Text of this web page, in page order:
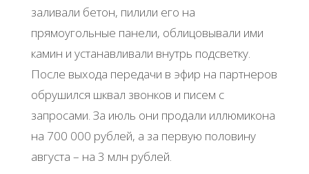
заливали бетон, пилили его на
прямоугольные панели, облицовывали ими
камин и устанавливали внутрь подсветку.
После выхода передачи в эфир на партнеров
обрушился шквал звонков и писем с
запросами. За июль они продали иллюмикона
на 700 000 рублей, а за первую половину
августа – на 3 млн рублей.